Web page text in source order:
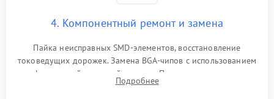
4. Компонентный ремонт и замена
Пайка неисправных SMD-элементов, восстановление
токоведущих дорожек. Замена BGA-чипов с использованием
инфракрасной паяльной станции. Прошивка микросхемы
BIOS или замена поврежденных портов USB
Подробнее